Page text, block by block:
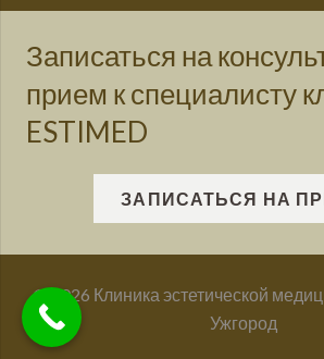
Записаться на
прием к специалисту
ESTIMED
ЗАПИСАТЬСЯ НА
© 2026 Клиника эстетической
Ужгород